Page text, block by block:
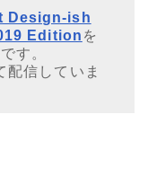
Design-ish
Edition を
す。
配信していま